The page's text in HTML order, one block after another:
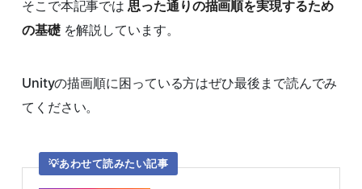
そこで本記事では思った通りの描画順を実現するため
の基礎を解説しています。
Unityの描画順に困っている方はぜひ最後まで読んでみ
てください。
あわせて読みたい記事